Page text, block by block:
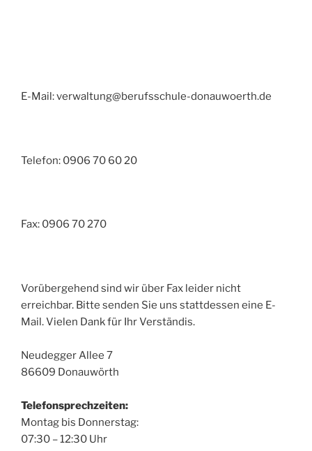
E-Mail: verwaltung@berufsschule-donauwoerth.de
Telefon: 0906 70 60 20
Fax: 0906 70 270
Vorübergehend sind wir über Fax leider nicht
erreichbar. Bitte senden Sie uns stattdessen eine E-
Mail. Vielen Dank für Ihr Verständis.
Neudegger Allee 7
86609 Donauwörth
Telefonsprechzeiten:
Montag bis Donnerstag:
07:30 – 12:30 Uhr